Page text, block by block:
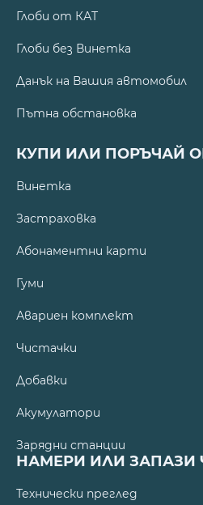
Глоби от КАТ
Глоби без Винетка
Данък на Вашия автомобил
Пътна обстановка
КУПИ ИЛИ ПОРЪЧАЙ
Винетка
Застраховка
Абонаментни карти
Гуми
Авариен комплект
Чистачки
Добавки
Акумулатори
Зарядни станции
НАМЕРИ ИЛИ ЗАПАЗИ
Технически преглед